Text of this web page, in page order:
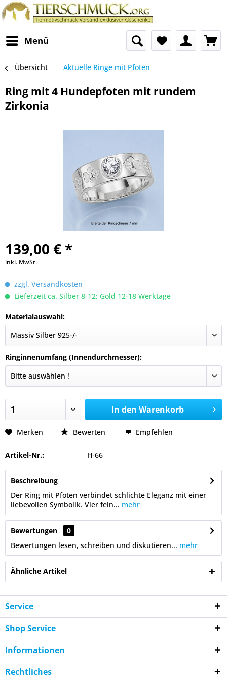
Menü
Übersicht Aktuelle Ringe mit Pfoten
Ring mit 4 Hundepfoten mit rundem
Zirkonia
139,00 € *
inkl. MwSt.
zzgl. Versandkosten
Lieferzeit ca. Silber 8-12; Gold 12-18 Werktage
Materialauswahl:
Ringinnenumfang (Innendurchmesser):
In den Warenkorb
Merken Bewerten Empfehlen
Artikel-Nr.: H-66
Beschreibung
Der Ring mit Pfoten verbindet schlichte Eleganz mit einer
liebevollen Symbolik. Vier fein... mehr
Bewertungen
0
Bewertungen lesen, schreiben und diskutieren... mehr
Ähnliche Artikel
Service
Shop Service
Informationen
Rechtliches